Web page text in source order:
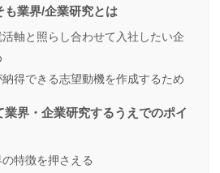
も業界/企業研究とは
軸と照らし合わせて入社したい企
得できる志望動機を作成するため
界・企業研究するうえでのポイ
特徴を押さえる